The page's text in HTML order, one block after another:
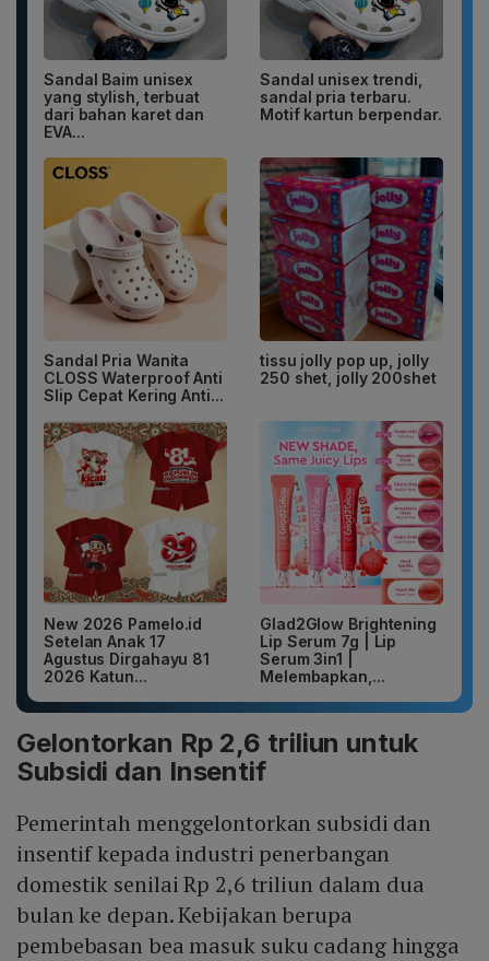
Sandal Baim unisex
yang stylish, terbuat
dari bahan karet dan
EVA...
Sandal unisex trendi,
sandal pria terbaru.
Motif kartun berpendar.
Sandal Pria Wanita
CLOSS Waterproof Anti
Slip Cepat Kering Anti...
tissu jolly pop up, jolly
250 shet, jolly 200shet
New 2026 Pamelo.id
Setelan Anak 17
Agustus Dirgahayu 81
2026 Katun...
Glad2Glow Brightening
Lip Serum 7g | Lip
Serum 3in1 |
Melembapkan,...
Gelontorkan Rp 2,6 triliun untuk
Subsidi dan Insentif
Pemerintah menggelontorkan subsidi dan
insentif kepada industri penerbangan
domestik senilai Rp 2,6 triliun dalam dua
bulan ke depan. Kebijakan berupa
pembebasan bea masuk suku cadang hingga